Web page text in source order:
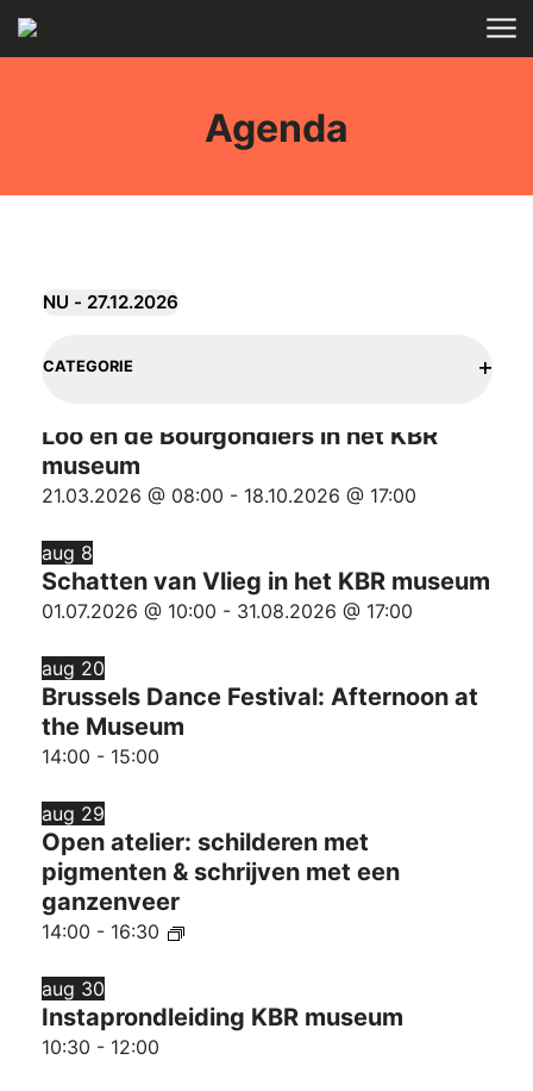
Skip to main content
Agenda
Evenementen
u
van
de
invoergegevens
wordt
de
lijst
gebeurtenissen
vernieuwd
met
de
resultaten.
CATEGORIE
NU - 27.12.2026
datum
of
in
Photo
aug8
Loo en de Bourgondiërs in het KBR
museum
21.03.2026 @ 08:00 - 18.10.2026 @ 17:00
aug 8
Schatten van Vlieg in het KBR museum
01.07.2026 @ 10:00 - 31.08.2026 @ 17:00
aug 20
Brussels Dance Festival: Afternoon at
the Museum
14:00 - 15:00
aug 29
Open atelier: schilderen met
pigmenten & schrijven met een
ganzenveer
14:00 - 16:30
aug 30
Instaprondleiding KBR museum
10:30 - 12:00